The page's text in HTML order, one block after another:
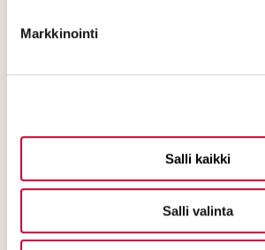
Markkinointi
Salli kaikki
Salli valinta
Elinkeino- ja
panostettava.
Julkisten
kriteerejä
että myös yksin-,
pienyrittäjät voivat
niihin.